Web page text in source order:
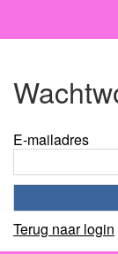
E-mailadres
Terug naar login